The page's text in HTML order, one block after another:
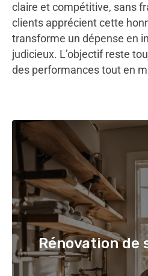
claire et compétitive, sans
clients apprécient cette
transforme un dépense en
judicieux. L’objectif reste
des performances tout en
Rénovation de